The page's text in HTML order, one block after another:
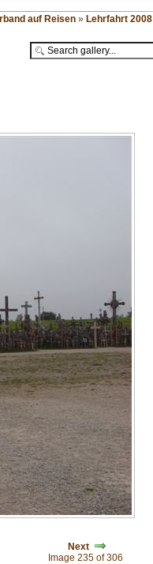
auf Reisen » Lehrfahrt 2008
Next
Image 235 of 306